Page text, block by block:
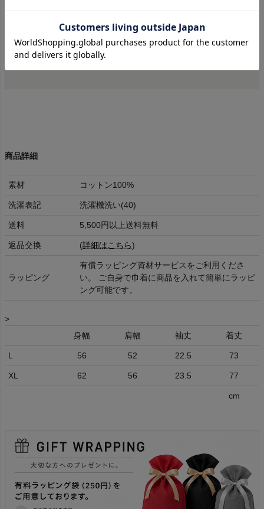
されていたアイテムとなります。
ブランド背景やデザインなど、 アメリカらしい古
き良き雰囲気が残る数少ないブランドです。
商品詳細
素材 コットン100%
洗濯表記 洗濯機洗い(40)
送料 5,500円以上送料無料
返品交換 (詳細はこちら)
ラッピング
有償ラッピング資材サービスをご利用くださ
い。 ご自身で巾着に商品を入れて簡単にラッピ
ング可能です。
>
身幅
肩幅 袖丈 着丈
L 56 52 22.5 73
XL 62 56 23.5 77
cm